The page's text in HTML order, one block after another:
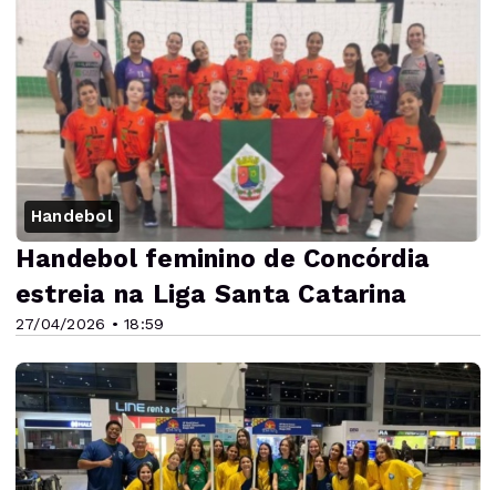
Handebol
27/04/2026 • 18:59
Handebol feminino de Concórdia
estreia na Liga Santa Catarina